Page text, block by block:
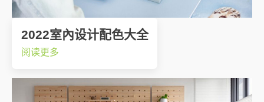
2022室內设计配色大全
阅读更多